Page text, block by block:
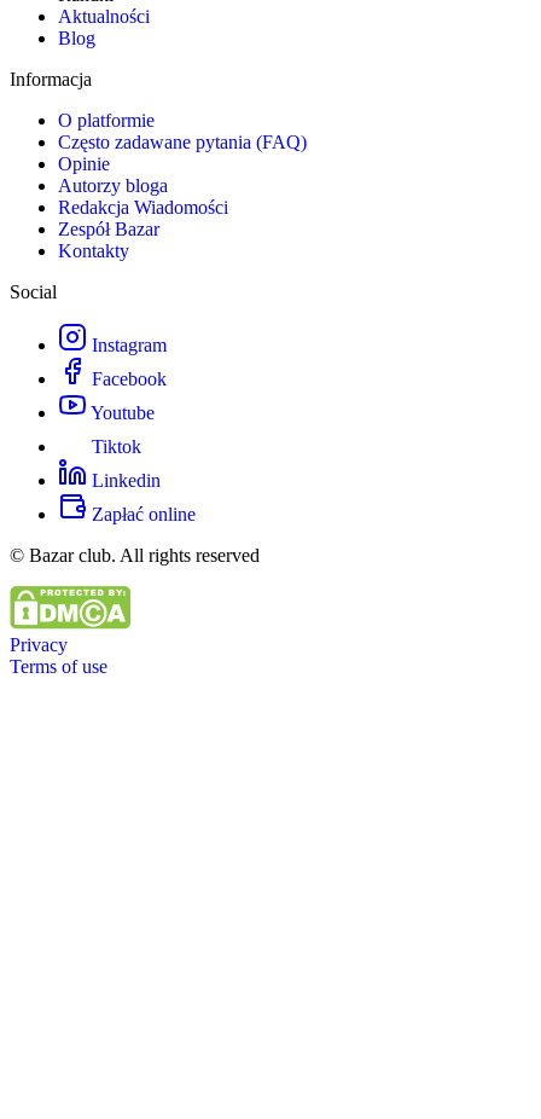
Aktualności
Blog
Informacja
O platformie
Często zadawane pytania (FAQ)
Opinie
Autorzy bloga
Redakcja Wiadomości
Zespół Bazar
Kontakty
Social
Instagram
Facebook
Youtube
Tiktok
Linkedin
Zapłać online
© Bazar club. All rights reserved
Privacy
Terms of use